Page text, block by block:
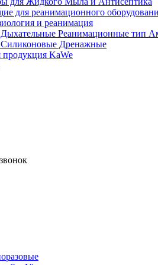
для реанимационного
и реанимация
Реанимационные тип
Дренажные
KaWe